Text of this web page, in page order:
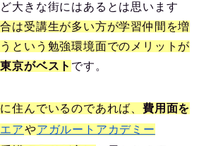
大きな街にはあるとは思います
合は受講生が多い方が学習仲間を増
という勉強環境面でのメリットが
東京がベスト です。
に住んでいるのであれば、費用面を
アやアガルートアカデミー